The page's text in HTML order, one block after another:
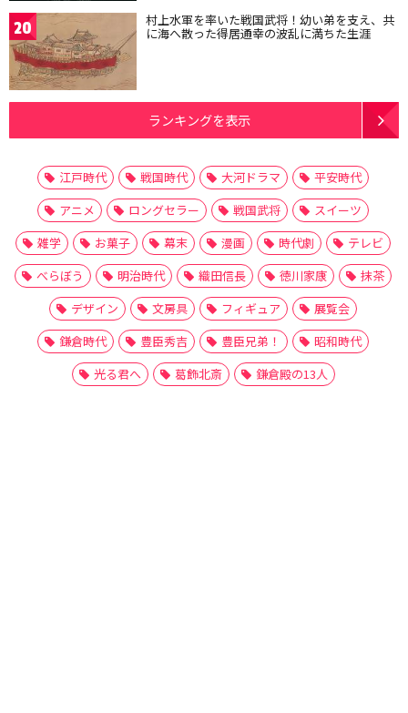
20 村上水軍を率いた戦国武将！幼い弟を支え、共
に海へ散った得居通幸の波乱に満ちた生涯
ランキングを表示
江戸時代 戦国時代 大河ドラマ
平安時代
アニメ
ロングセラー 戦国武将
スイーツ
雑学
お菓子 幕末 漫画 時代劇
テレビ
べらぼう
明治時代 織田信長 徳川家康
抹茶
デザイン
文房具 フィギュア
展覧会
鎌倉時代
豊臣秀吉 豊臣兄弟！
昭和時代
光る君へ
葛飾北斎 鎌倉殿の13人